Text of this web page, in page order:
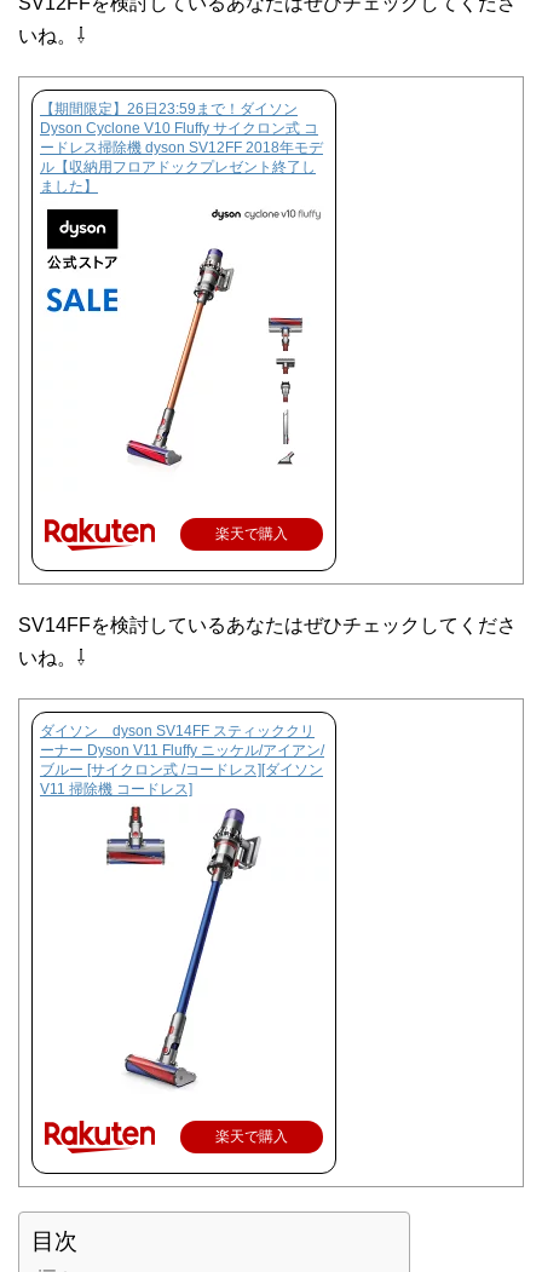
いね。⇩
【期間限定】26日23:59まで！ダイソン
Dyson Cyclone V10 Fluffy サイクロン式 コ
ードレス掃除機 dyson SV12FF 2018年モデ
ル【収納用フロアドックプレゼント終了し
ました】
楽天で購入
SV14FFを検討しているあなたはぜひチェックしてくださ
いね。⇩
ダイソン dyson SV14FF スティッククリ
ーナー Dyson V11 Fluffy ニッケル/アイアン/
ブルー [サイクロン式 /コードレス][ダイソン
V11 掃除機 コードレス]
楽天で購入
目次